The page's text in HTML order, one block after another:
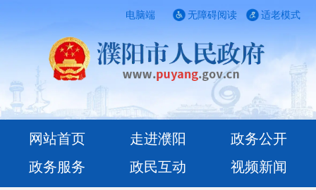
电脑端 适老模式
无障碍阅读
网站首页 走进濮阳
政务公开
政务服务
政民互动 视频新闻